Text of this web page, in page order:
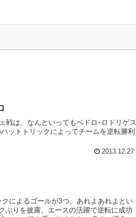
戦は、なんといってもペドロ･ロドリゲス
ットトリックによってチームを逆転勝利
2013.12.27
によるゴールが3つ、あれよあれよとい
ぶりを披露。エースの活躍で逆転に成功